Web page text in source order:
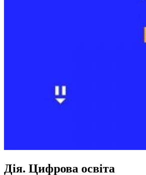
Дія. Цифрова освіта